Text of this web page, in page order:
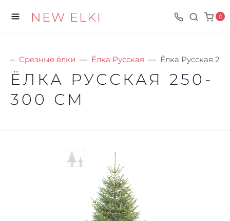
NEW ELKI 0
Срезные ёлки Ёлка Русская Ёлка Русская
ЁЛКА РУССКАЯ 250-
300 СМ